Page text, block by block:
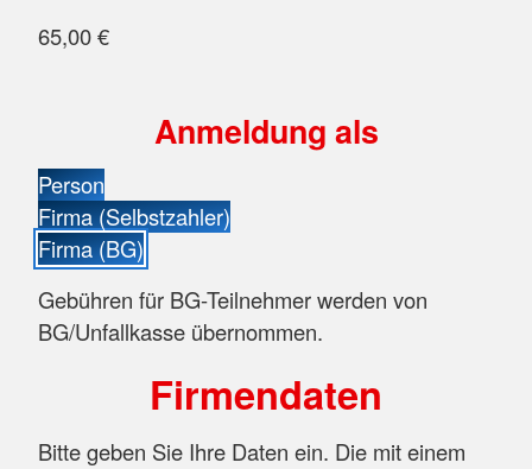
65,00 €
Anmeldung als
Person
Firma (Selbstzahler)
Firma (BG)
Gebühren für BG-Teilnehmer werden von
BG/Unfallkasse übernommen.
Firmendaten
Bitte geben Sie Ihre Daten ein. Die mit einem